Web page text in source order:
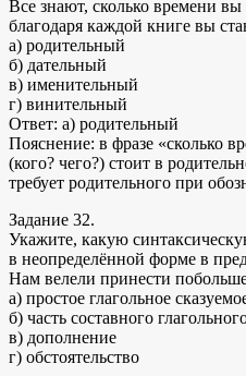
Все знают, сколько времени вы
благодаря каждой книге вы
а) родительный
б) дательный
в) именительный
г) винительный
Ответ: а) родительный
Пояснение: в фразе «сколько
(кого? чего?) стоит в
требует родительного при
Задание 32.
Укажите, какую
в неопределённой форме в
Нам велели принести
а) простое глагольное
б) часть составного
в) дополнение
г) обстоятельство